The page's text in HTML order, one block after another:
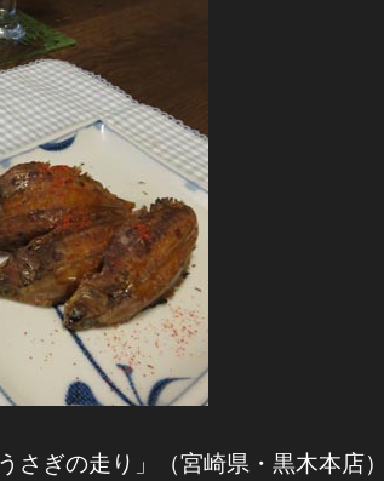
さぎの走り」（宮崎県・黒木本店